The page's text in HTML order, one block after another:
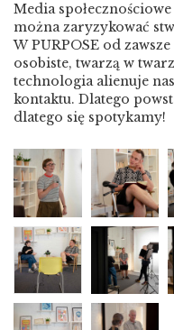
Media
można zaryzykować
W PURPOSE od
osobiste, twarzą w
technologia alienuje
kontaktu. Dlatego
dlatego się spotykamy!